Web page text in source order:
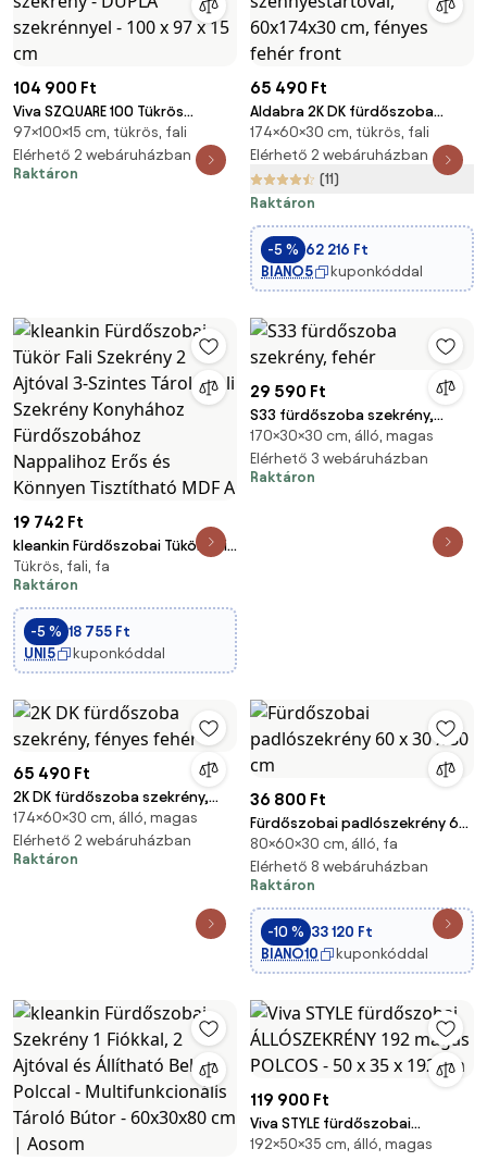
104 900 Ft
Viva SZQUARE 100 Tükrös
fürdőszobai szekrény - DUPLA
szekrénnyel - 100 x 97 x 15 cm
97×100×15 cm, tükrös, fali
Elérhető 2 webáruházban
Raktáron
65 490 Ft
Aldabra 2K DK fürdőszoba
szekrény, szennyestartóval,
60x174x30 cm, fényes fehér
front
174×60×30 cm, tükrös, fali
Elérhető 2 webáruházban
(11)
Raktáron
-5 % 62 216 Ft
BIANO5
kuponkóddal
19 742 Ft
kleankin Fürdőszobai Tükör Fali
Szekrény 2 Ajtóval 3-Szintes
Tároló Fali Szekrény Konyhához
Fürdőszobához Nappalihoz
Erős és Könnyen Tisztítható
MDF A
Tükrös, fali, fa
Raktáron
-5 % 18 755 Ft
UNI5
kuponkóddal
29 590 Ft
S33 fürdőszoba szekrény,
fehér
170×30×30 cm, álló, magas
Elérhető 3 webáruházban
Raktáron
65 490 Ft
2K DK fürdőszoba szekrény,
fényes fehér
174×60×30 cm, álló, magas
Elérhető 2 webáruházban
Raktáron
36 800 Ft
Fürdőszobai padlószekrény 60
x 30 x 80 cm
80×60×30 cm, álló, fa
Elérhető 8 webáruházban
Raktáron
-10 % 33 120 Ft
BIANO10
kuponkóddal
119 900 Ft
Viva STYLE fürdőszobai
ÁLLÓSZEKRÉNY 192 magas
192×50×35 cm, álló, magas